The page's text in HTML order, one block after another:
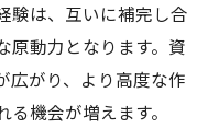
験は、互いに補完し合
原動力となります。資
広がり、より高度な作
機会が増えます。